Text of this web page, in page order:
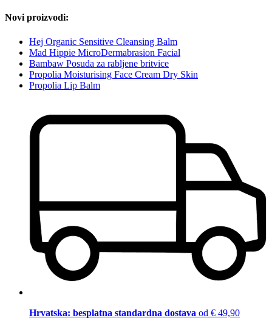
Novi proizvodi:
Hej Organic Sensitive Cleansing Balm
Mad Hippie MicroDermabrasion Facial
Bambaw Posuda za rabljene britvice
Propolia Moisturising Face Cream Dry Skin
Propolia Lip Balm
Hrvatska: besplatna standardna dostava od € 49,90